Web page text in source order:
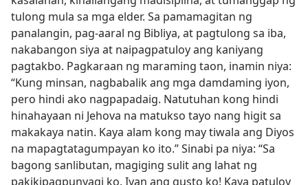
tulong mula sa mga elder. Sa pamamagitan ng
panalangin, pag-aaral ng Bibliya, at pagtulong sa iba,
nakabangon siya at naipagpatuloy ang kaniyang
pagtakbo. Pagkaraan ng maraming taon, inamin niya:
“Kung minsan, nagbabalik ang mga damdaming iyon,
pero hindi ako nagpapadaig. Natutuhan kong hindi
hinahayaan ni Jehova na matukso tayo nang higit sa
makakaya natin. Kaya alam kong may tiwala ang Diyos
na mapagtatagumpayan ko ito.” Sinabi pa niya: “Sa
bagong sanlibutan, magiging sulit ang lahat ng
pakikipagpunyagi ko. Iyan ang gusto ko! Kaya patuloy